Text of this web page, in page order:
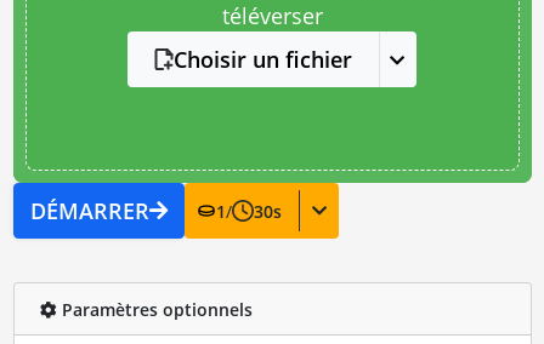
téléverser
Choisir un fichier
DÉMARRER 1/ 30s
Paramètres optionnels